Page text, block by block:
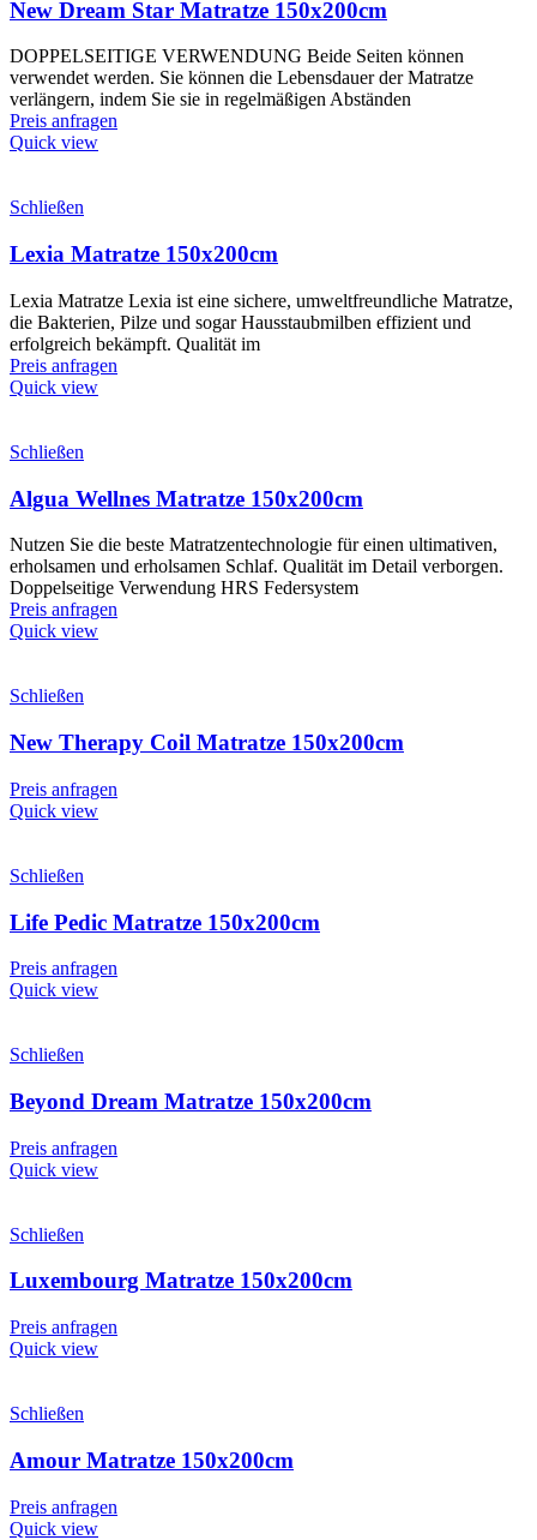
New Dream Star Matratze 150x200cm
DOPPELSEITIGE VERWENDUNG Beide Seiten können
verwendet werden. Sie können die Lebensdauer der Matratze
verlängern, indem Sie sie in regelmäßigen Abständen
Preis anfragen
Quick view
Schließen
Lexia Matratze 150x200cm
Lexia Matratze Lexia ist eine sichere, umweltfreundliche Matratze,
die Bakterien, Pilze und sogar Hausstaubmilben effizient und
erfolgreich bekämpft. Qualität im
Preis anfragen
Quick view
Schließen
Algua Wellnes Matratze 150x200cm
Nutzen Sie die beste Matratzentechnologie für einen ultimativen,
erholsamen und erholsamen Schlaf. Qualität im Detail verborgen.
Doppelseitige Verwendung HRS Federsystem
Preis anfragen
Quick view
Schließen
New Therapy Coil Matratze 150x200cm
Preis anfragen
Quick view
Schließen
Life Pedic Matratze 150x200cm
Preis anfragen
Quick view
Schließen
Beyond Dream Matratze 150x200cm
Preis anfragen
Quick view
Schließen
Luxembourg Matratze 150x200cm
Preis anfragen
Quick view
Schließen
Amour Matratze 150x200cm
Preis anfragen
Quick view